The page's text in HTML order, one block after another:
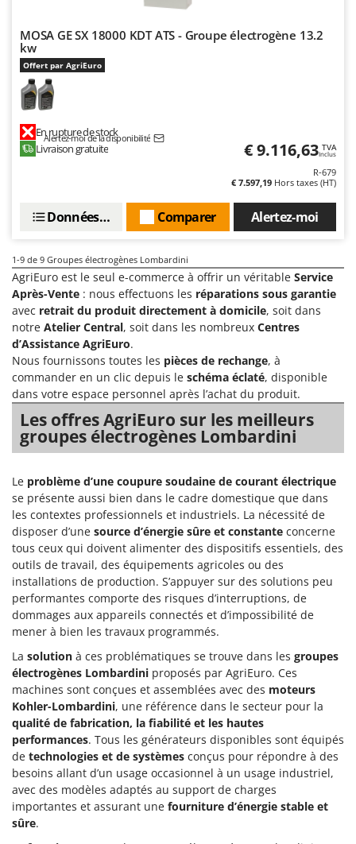
Omas
Ompagrill
Oriental Koshin
Palazzetti
Partisani
Paterlini
Philips
Pramac
Prismafood
R
R.G.V.
Rato
Reber
Resto Italia
Ribimex
Ripartrak
Ritter
River Systems
Robomow
Rossofuoco
Rover Pompe
Royal Food
Ryobi
S
S.T.P.
Santos
Sbaraglia
MOSA GE SX 18000 KDT ATS - Groupe électrogène 13.2
kw
Offert par AgriEuro
En rupture de stock
Alertez-moi de la disponibilité
Livraison gratuite € 9.116,63 TVA
Inclus
R-679
€ 7.597,19 Hors taxes (HT)
Alertez-moi
Comparer
Données techniques
1-9 de 9 Groupes électrogènes Lombardini
AgriEuro est le seul e-commerce à offrir un véritable Service
Après-Vente : nous effectuons les réparations sous garantie
avec retrait du produit directement à domicile, soit dans
notre Atelier Central, soit dans les nombreux Centres
d’Assistance AgriEuro.
Nous fournissons toutes les pièces de rechange, à
commander en un clic depuis le schéma éclaté, disponible
dans votre espace personnel après l’achat du produit.
Les offres AgriEuro sur les meilleurs
groupes électrogènes Lombardini
Le problème d’une coupure soudaine de courant électrique
se présente aussi bien dans le cadre domestique que dans
les contextes professionnels et industriels. La nécessité de
disposer d’une source d’énergie sûre et constante concerne
tous ceux qui doivent alimenter des dispositifs essentiels, des
outils de travail, des équipements agricoles ou des
installations de production. S’appuyer sur des solutions peu
performantes comporte des risques d’interruptions, de
dommages aux appareils connectés et d’impossibilité de
mener à bien les travaux programmés.
La solution à ces problématiques se trouve dans les groupes
électrogènes Lombardini proposés par AgriEuro. Ces
machines sont conçues et assemblées avec des moteurs
Kohler-Lombardini, une référence dans le secteur pour la
qualité de fabrication, la fiabilité et les hautes
performances. Tous les générateurs disponibles sont équipés
de technologies et de systèmes conçus pour répondre à des
besoins allant d’un usage occasionnel à un usage industriel,
avec des modèles adaptés au support de charges
importantes et assurant une fourniture d’énergie stable et
sûre.